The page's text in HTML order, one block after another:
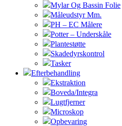
Mylar Og Bassin Folie
Måleudstyr Mm.
PH – EC Målere
Potter – Underskåle
Plantestøtte
Skadedyrskontrol
Tasker
Efterbehandling
Ekstraktion
Boveda/Integra
Lugtfjerner
Microskop
Opbevaring